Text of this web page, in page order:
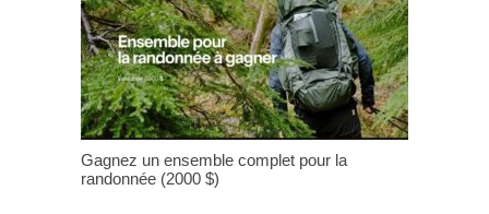
Gagnez un ensemble complet pour la
randonnée (2000 $)